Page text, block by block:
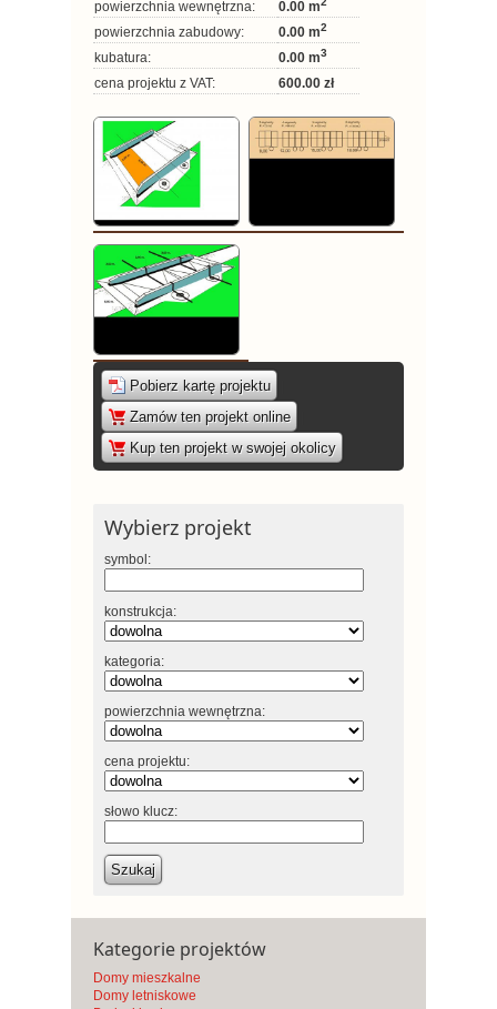
powierzchnia wewnętrzna: 0.00 m
powierzchnia zabudowy: 0.00 m2
kubatura: 0.00 m3
cena projektu z VAT: 600.00 zł
Pobierz kartę projektu
Zamów ten projekt online
Kup ten projekt w swojej okolicy
Wybierz projekt
symbol:
konstrukcja:
kategoria:
powierzchnia wewnętrzna:
cena projektu:
słowo klucz:
Szukaj
Kategorie projektów
Domy mieszkalne
Domy letniskowe